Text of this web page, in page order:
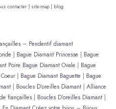
contacter | site-map | blog
– Pendentif diamant
| Bague Diamant Princesse | Bague
Poire Bague Diamant Ovale | Bague
| Bague Diamant Baguette | Bague
| Boucles D’oreilles Diamant| Alliance
fiançailles | Boucles D’oreilles Diamant |